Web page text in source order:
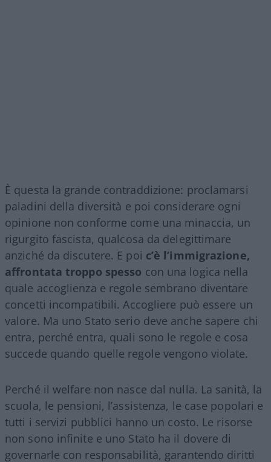
È questa la grande contraddizione: proclamarsi
paladini della diversità e poi considerare ogni
opinione non conforme come una minaccia, un
rigurgito fascista, qualcosa da delegittimare
anziché da discutere. E poi c’è l’immigrazione,
affrontata troppo spesso con una logica nella
quale accoglienza e regole sembrano diventare
concetti incompatibili. Accogliere può essere un
valore. Ma uno Stato serio deve anche sapere chi
entra, perché entra, quali sono le regole e cosa
succede quando quelle regole vengono violate.
Perché il welfare non nasce dal nulla. La sanità, la
scuola, le pensioni, l’assistenza, le case popolari e
tutti i servizi pubblici hanno un costo. Le risorse
non sono infinite e uno Stato ha il dovere di
governarle con responsabilità, garantendo diritti